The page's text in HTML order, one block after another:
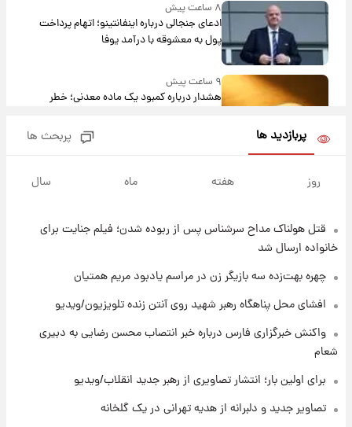
۸ ساعت پیش
ادعای جنجالی درباره اینفانتینو؛ اتهام پرداخت
پول به معشوقه با درآمد یوفا
۹ ساعت پیش
هشدار درباره کمبود یک ماده معدنی؛ خطر
پی رفتن رامین رضاییان+ عکس
۹ ساعت پیش
۱۰ ساعت پیش
شوید+ فیلم
۱۱ ساعت پیش
+جدول
پربازدید ها پربحث ها
روز هفته ماه سال
قتل هولناک مداح سرشناس پس از ربوده شدن؛ فیلم جنایت برای
خانواده ارسال شد
چهره بهت‌زده سه بازیگر زن در مراسم یادبود مریم همتیان
افشای محل پناهگاه‌ رهبر شهید روی آنتن زنده تلویزیون/ویدیو
واکنش خبرگزاری فارس درباره خبر انتصاب محسن رضایی به دبیری
شعام
برای اولین بار؛ انتشار تصاویری از رهبر جدید انقلاب/ویدیو
تصاویر جدید و دلبرانه از هدیه تهرانی در یک گلخانه